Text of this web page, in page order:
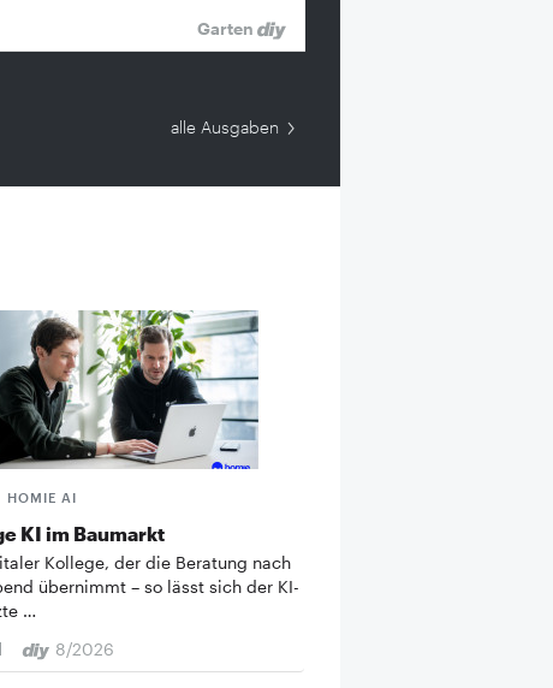
Garten
alle Ausgaben
HOMIE AI
KI im Baumarkt
Kollege, der die Beratung nach
übernimmt – so lässt sich der KI-
…
8/2026